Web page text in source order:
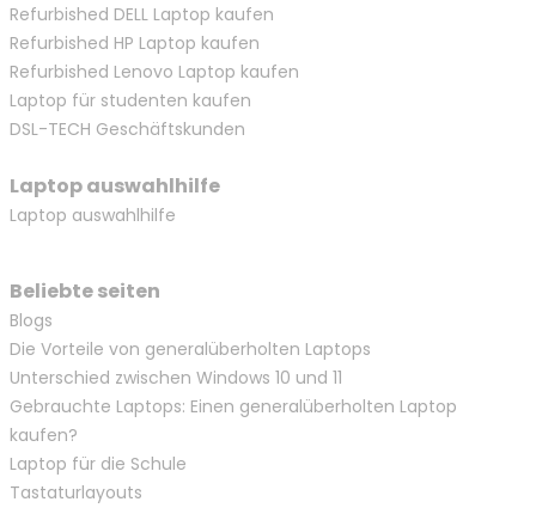
Refurbished DELL Laptop kaufen
Refurbished HP Laptop kaufen
Refurbished Lenovo Laptop kaufen
Laptop für studenten kaufen
DSL-TECH Geschäftskunden
Laptop auswahlhilfe
Laptop auswahlhilfe
Beliebte seiten
Blogs
Die Vorteile von generalüberholten Laptops
Unterschied zwischen Windows 10 und 11
Gebrauchte Laptops: Einen generalüberholten Laptop
kaufen?
Laptop für die Schule
Tastaturlayouts